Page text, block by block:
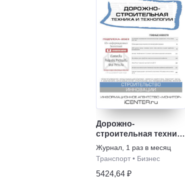
Дорожно-
строительная техника
и технологии
Журнал 1 раз в месяц
Транспорт • Бизнес
5424,64 ₽